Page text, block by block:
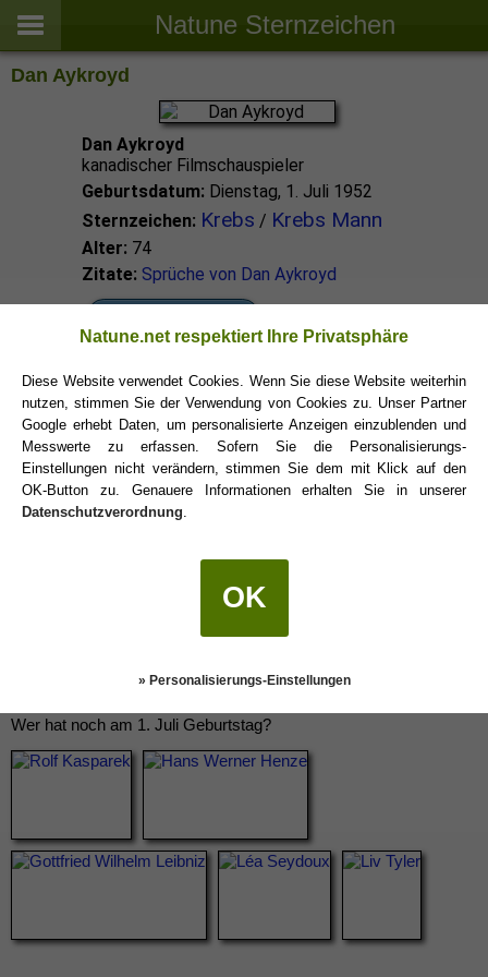
Natune Sternzeichen
Dan Aykroyd
Dan Aykroyd
kanadischer Filmschauspieler
Geburtsdatum: Dienstag, 1. Juli 1952
Sternzeichen: Krebs / Krebs Mann
Alter: 74
Zitate: Sprüche von Dan Aykroyd
Krebs Sternzeichen
Wer hat noch am 1. Juli Geburtstag?
Natune.net respektiert Ihre Privatsphäre
Diese Website verwendet Cookies. Wenn Sie diese Website weiterhin
nutzen, stimmen Sie der Verwendung von Cookies zu. Unser Partner
Google erhebt Daten, um personalisierte Anzeigen einzublenden und
Messwerte zu erfassen. Sofern Sie die Personalisierungs-
Einstellungen nicht verändern, stimmen Sie dem mit Klick auf den
OK-Button zu. Genauere Informationen erhalten Sie in unserer
Datenschutzverordnung
OK
» Personalisierungs-Einstellungen